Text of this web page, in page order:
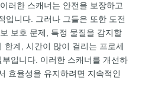
러한 스캐너는 안전을 보장하고
입니다. 그러나 그들은 또한 도전
보호 문제, 특정 물질을 감지할
한계, 시간이 많이 걸리는 프로세
입니다. 이러한 스캐너를 개선하
효율성을 유지하려면 지속적인